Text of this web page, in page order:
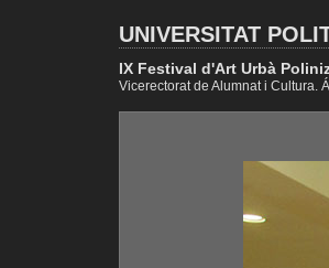
UNIVERSITAT
IX Festival d'Art Urbà
Vicerectorat de Alumnat i Cultura.